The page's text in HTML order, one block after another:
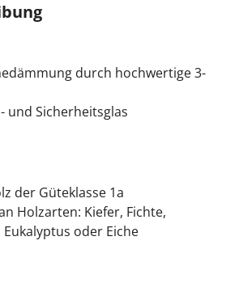
durch hochwertige 3-
und Sicherheitsglas
der Güteklasse 1a
Holzarten: Kiefer, Fichte,
oder Eiche